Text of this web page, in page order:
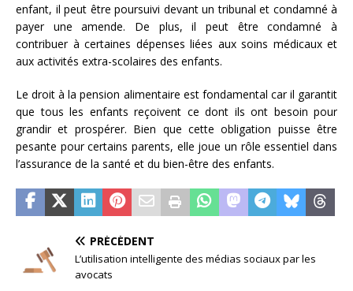
enfant, il peut être poursuivi devant un tribunal et condamné à
payer une amende. De plus, il peut être condamné à
contribuer à certaines dépenses liées aux soins médicaux et
aux activités extra-scolaires des enfants.
Le droit à la pension alimentaire est fondamental car il garantit
que tous les enfants reçoivent ce dont ils ont besoin pour
grandir et prospérer. Bien que cette obligation puisse être
pesante pour certains parents, elle joue un rôle essentiel dans
l’assurance de la santé et du bien-être des enfants.
PRÉCÉDENT
L’utilisation intelligente des médias sociaux par les
avocats